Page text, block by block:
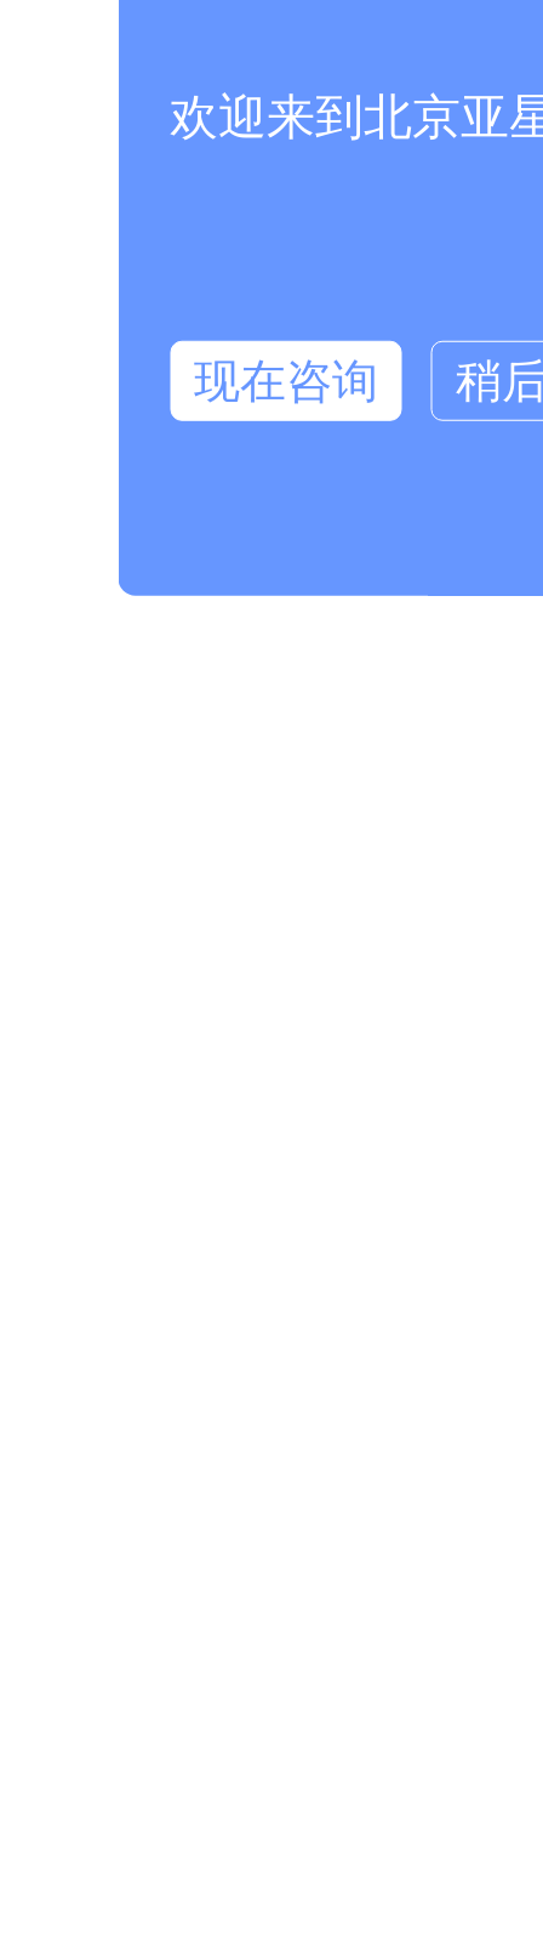
欢迎来到北京亚
现在咨询 稍